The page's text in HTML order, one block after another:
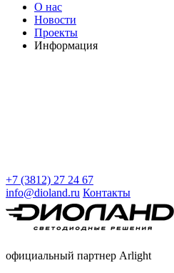
О нас
Новости
Проекты
Информация
+7 (3812) 27 24 67
info@dioland.ru Контакты
официальный партнер Arlight